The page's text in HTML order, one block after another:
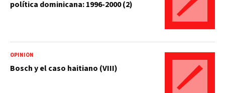
política dominicana: 1996-2000 (2)
OPINIÓN
Bosch y el caso haitiano (VIII)